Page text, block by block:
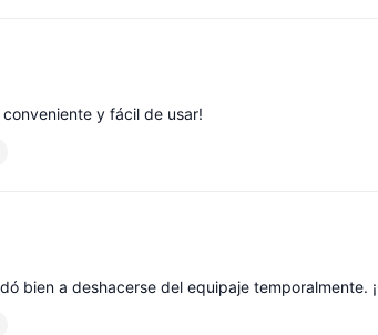
conveniente y fácil de usar!
bien a deshacerse del equipaje temporalmente.